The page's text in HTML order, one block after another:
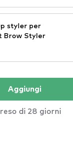
styler per
Brow Styler
Aggiungi
di 28 giorni